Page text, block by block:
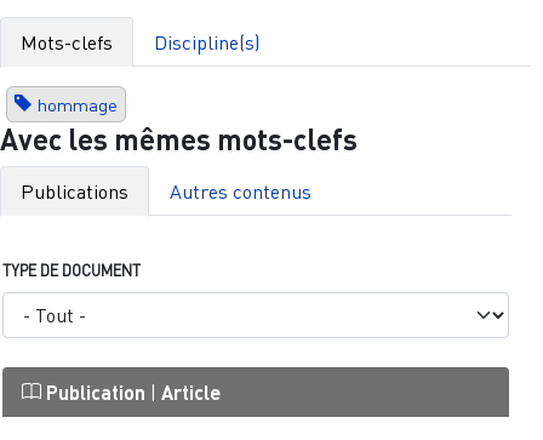
Mots-clefs Discipline(s)
hommage
Avec les mêmes mots-clefs
Publications Autres contenus
TYPE DE DOCUMENT
Publication | Article